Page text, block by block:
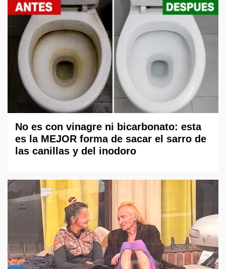
No es con vinagre ni bicarbonato: esta
es la MEJOR forma de sacar el sarro de
las canillas y del inodoro